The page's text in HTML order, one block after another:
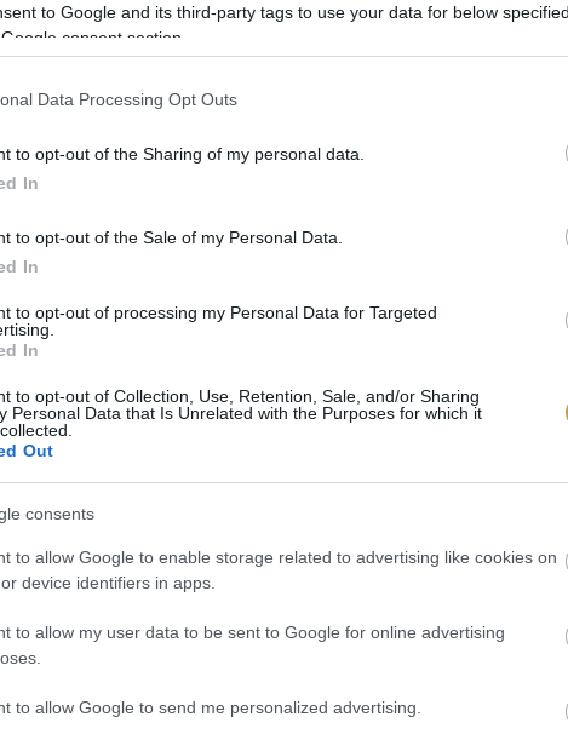
to Google and its third-party tags to use your data for below
consent section.
Data Processing Opt Outs
to opt-out of the Sharing of my personal data.
In
to opt-out of the Sale of my Personal Data.
In
to opt-out of processing my Personal Data for Targeted
In
to opt-out of Collection, Use, Retention, Sale, and/or Sharing
Personal Data that Is Unrelated with the Purposes for which it
Out
consents
to allow Google to enable storage related to advertising like cookies on
device identifiers in apps.
to allow my user data to be sent to Google for online advertising
to allow Google to send me personalized advertising.
/ Unsplash